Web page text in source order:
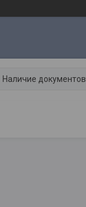
Наличие документов